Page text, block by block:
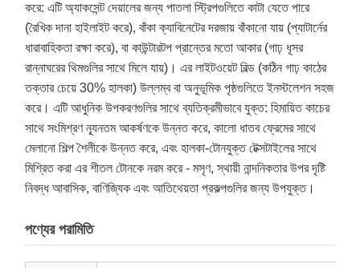
করে: এটি অ্যাকসেন্ট দেয়ালের জন্য পাতলা স্ট্রিপগুলিতে কাটা যেতে পারে
(রৈখিক দানা হাইলাইট করে), বাঁকা ক্যাবিনেটের দরজায় বাঁকানো যায় (প্যাটার্নের
ধারাবাহিকতা রক্ষা করে), বা কাউন্টারটপ প্রান্তের মতো আকার (গাঢ় ধূসর
রান্নাঘরের থিমগুলির সাথে মিলে যায়)। এর লাইটওয়েট বিল্ড (কঠিন গাঢ় কাঠের
তক্তার চেয়ে 30% হালকা) উল্লম্ব বা অনুভূমিক পৃষ্ঠগুলিতে ইনস্টলেশন সহজ
করে। এটি আধুনিক উপকরণগুলির সাথে ব্যতিক্রমীভাবে যুক্ত: হিমায়িত কাচের
সাথে সংমিশ্রণ ন্যূনতম আকর্ষণকে উন্নত করে, কালো ধাতব ফ্রেমের সাথে
মেলানো শিল্প শৈলীকে উন্নত করে, এবং হালকা-টোনযুক্ত টেক্সটাইলের সাথে
মিশ্রিত করা এর শীতল টোনকে নরম করে - মসৃণ, স্থায়ী নান্দনিকতার উপর দৃষ্টি
নিবদ্ধ আবাসিক, বাণিজ্যিক এবং আতিথেয়তা প্রকল্পগুলির জন্য উপযুক্ত।
পণ্যের পরামিতি